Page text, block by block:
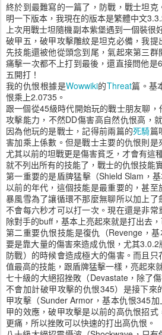
終於到最難寫的一篇了，防戰，戰士坦
明一下版本，我現在的版本是繁體中文
上次用戰士坦隨機副本紫堡遇到一個裝很
破甲五，破甲攻擊雕紋是坦克必備，我
先技能還被他從頭念到尾，氣起來第三
痛擊一次都不上打到最後，還直接問他是
五開打！
我的仇恨根據是Wowwiki的Threat篇。基
恨乘上2.0735。
跟一個從45級時代開始玩的戰士朋友聊
攻擊能力，不然DD傷害高自然仇恨高，
因為他玩的是戰士，記得前兩篇的死騎篇
害加乘上係數。但是戰士主要的仇恨則是
尤其以前的坦戰更是傷害貧乏，才會有這
就不列出所有的技能了，戰士的仇恨技能
第一重要的是盾牌猛擊（Shield Slam，
以前的年代，這個技能是最重要的，甚至
暴風雪為了讓循環不那麼無聊所以加上
不會每六秒才可以打一次。現在還是非
除對手的buff，基本上亮起來就是打出去
第二重要仇恨技能是復仇（Revenge，
要是靠大量的傷害來造成仇恨，尤其
防戰）的時候會造成極大的傷害。而且
值最高的技能，跟盾牌猛擊一樣，亮起來
七十級的大絕招挫敗（Devastate，除了
不會加計破甲攻擊的仇恨345）是接下來
甲攻擊（Sunder Armor，基本仇恨345
甲的效應，破甲攻擊是以前的高仇恨招
更痛，所以挫敗可以快速的打出高仇恨。